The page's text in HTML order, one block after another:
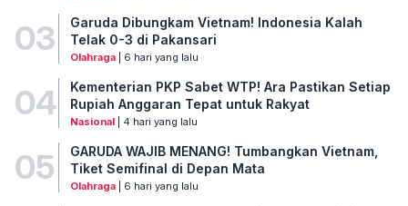
03
Garuda Dibungkam Vietnam! Indonesia Kalah
Telak 0-3 di Pakansari
Olahraga| 6 hari yang lalu
04
Kementerian PKP Sabet WTP! Ara Pastikan Setiap
Rupiah Anggaran Tepat untuk Rakyat
Nasional| 4 hari yang lalu
05
GARUDA WAJIB MENANG! Tumbangkan Vietnam,
Tiket Semifinal di Depan Mata
Olahraga| 6 hari yang lalu